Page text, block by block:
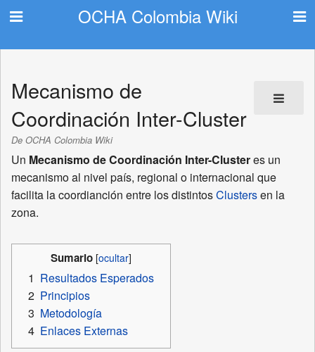
OCHA Colombia Wiki
Mecanismo de
Coordinación Inter-Cluster
De OCHA Colombia Wiki
Un Mecanismo de Coordinación Inter-Clusteres un
mecanismo al nivel país, regional o internacional que
facilita la coordianción entre los distintosClustersen la
zona.
Sumario
1 Resultados Esperados
2 Principios
3 Metodología
4 Enlaces Externas